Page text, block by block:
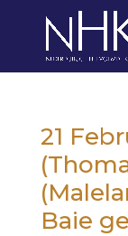
21
Baie